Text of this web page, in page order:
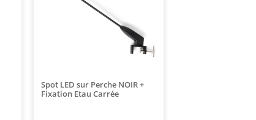
Spot LED sur Perche NOIR +
Fixation Etau Carrée